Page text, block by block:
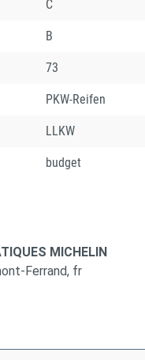
C
B
73
PKW-Reifen
LLKW
budget
MICHELIN
Ferrand, fr